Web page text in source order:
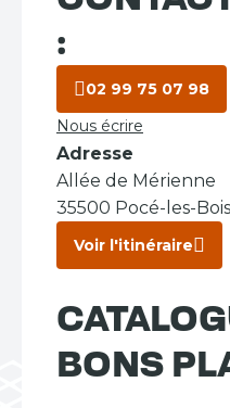
:
02 99 75 07 98
Nous écrire
Adresse
Allée de Mérienne
35500 Pocé-les-Bois
Voir l'itinéraire
BONS